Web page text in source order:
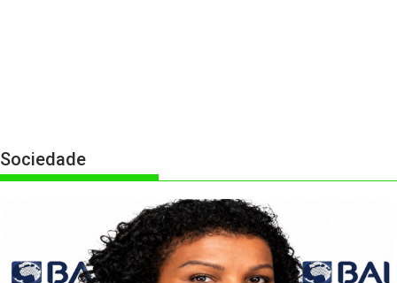
Sociedade